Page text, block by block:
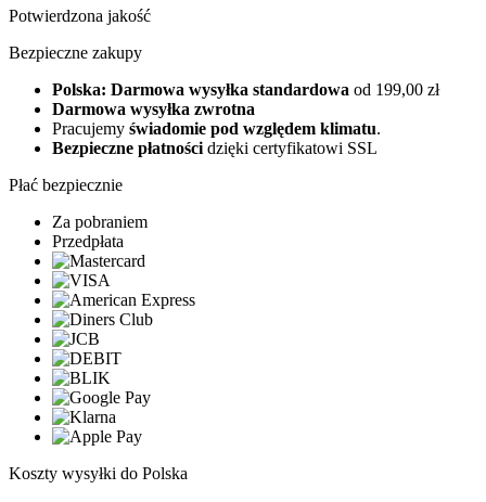
Potwierdzona jakość
Bezpieczne zakupy
Polska: Darmowa wysyłka standardowa od 199,00 zł
Darmowa wysyłka zwrotna
Pracujemy świadomie pod względem klimatu.
Bezpieczne płatności dzięki certyfikatowi SSL
Płać bezpiecznie
Za pobraniem
Przedpłata
Koszty wysyłki do Polska